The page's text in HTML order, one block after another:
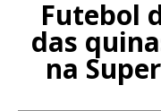
Futebol
das
na